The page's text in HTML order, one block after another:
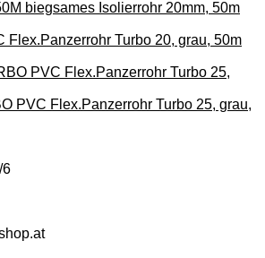
PVC Flex.Panzerrohr Turbo 25, grau,
6